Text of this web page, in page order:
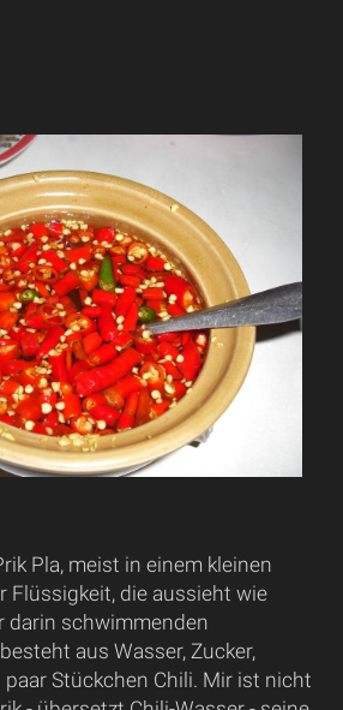
Pla, meist in einem kleinen
Flüssigkeit, die aussieht wie
darin schwimmenden
aus Wasser, Zucker,
Stückchen Chili. Mir ist nicht